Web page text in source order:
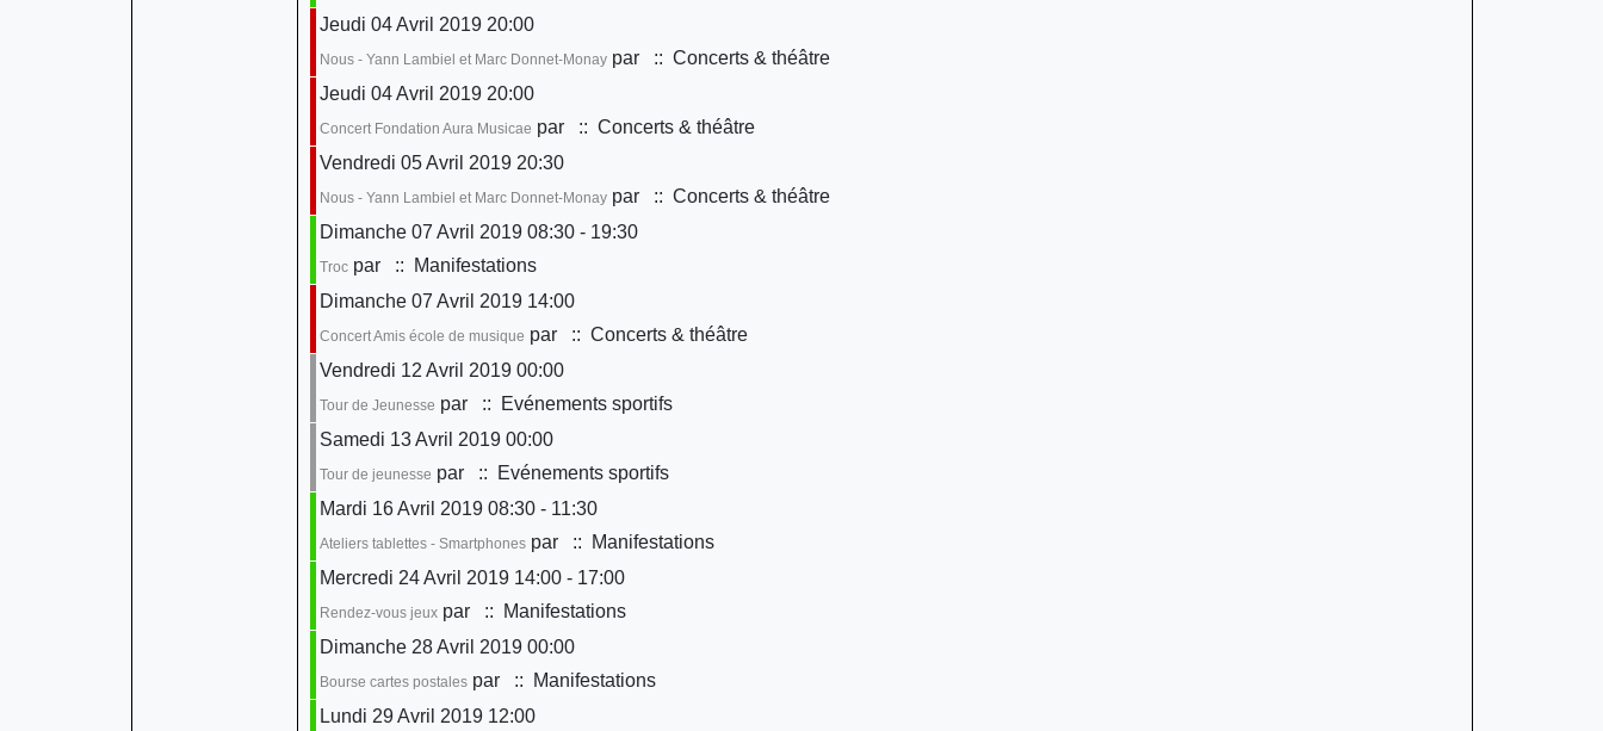
Jeudi 04 Avril 2019 20:00
Nous - Yann Lambiel et Marc Donnet-Monaypar
:: Concerts & théâtre
Jeudi 04 Avril 2019 20:00
Concert Fondation Aura Musicae par
:: Concerts & théâtre
Vendredi 05 Avril 2019 20:30
Nous - Yann Lambiel et Marc Donnet-Monaypar
:: Concerts & théâtre
Dimanche 07 Avril 2019 08:30 - 19:30
Trocpar
:: Manifestations
Dimanche 07 Avril 2019 14:00
Concert Amis école de musique par
:: Concerts & théâtre
Vendredi 12 Avril 2019 00:00
Tour de Jeunesse par
:: Evénements sportifs
Samedi 13 Avril 2019 00:00
Tour de jeunesse par
:: Evénements sportifs
Mardi 16 Avril 2019 08:30 - 11:30
Ateliers tablettes - Smartphonespar
:: Manifestations
Mercredi 24 Avril 2019 14:00 - 17:00
Rendez-vous jeuxpar
:: Manifestations
Dimanche 28 Avril 2019 00:00
Bourse cartes postalespar
:: Manifestations
Lundi 29 Avril 2019 12:00